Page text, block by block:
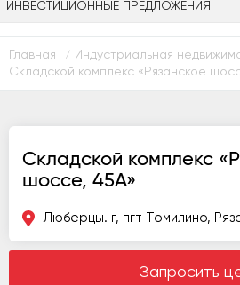
ИНВЕСТИЦИОННЫЕ ПРЕДЛОЖЕНИЯ
Главная / Индустриальная
Складской комплекс «Рязанское
Складской комплекс
шоссе, 45А»
Люберцы. г, пгт Томилино,
Запросить